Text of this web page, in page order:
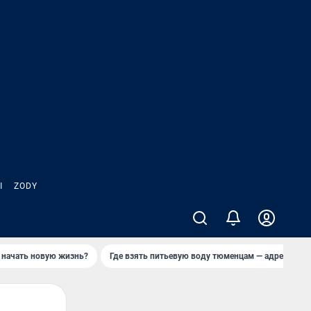
ZODY
начать новую жизнь? Где взять питьевую воду тюменцам — адреса